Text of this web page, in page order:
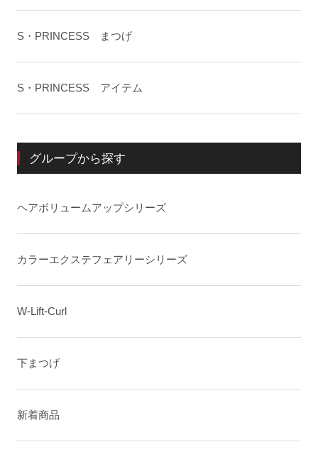
S・PRINCESS まつげ
S・PRINCESS アイテム
グループから探す
ヘアボリュームアップシリーズ
カラーエクステフェアリーシリーズ
W-Lift-Curl
下まつげ
新着商品